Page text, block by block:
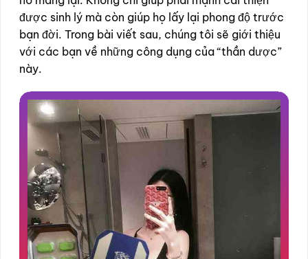
được sinh lý mà còn giúp họ lấy lại phong độ trước
bạn đời. Trong bài viết sau, chúng tôi sẽ giới thiệu
với các bạn về những công dụng của “thần dược”
này.